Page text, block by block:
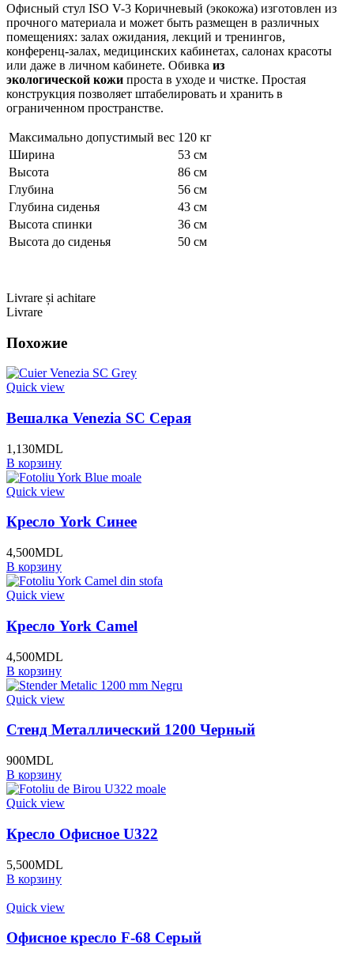
Офисный стул ISO V-3 Коричневый (экокожа) изготовлен из
прочного материала и может быть размещен в различных
помещениях: залах ожидания, лекций и тренингов,
конференц-залах, медицинских кабинетах, салонах красоты
или даже в личном кабинете. Обивка из
экологической кожи проста в уходе и чистке. Простая
конструкция позволяет штабелировать и хранить в
ограниченном пространстве.
Максимально допустимый вес 120 кг
Ширина
53 см
Высота
86 см
Глубина
56 см
Глубина сиденья
43 см
Высота спинки
36 см
Высота до сиденья
50 см
Livrare și achitare
Livrare
Похожие
Quick view
Вешалка Venezia SC Серая
1,130MDL
В корзину
Quick view
Кресло York Синее
4,500MDL
В корзину
Quick view
Кресло York Camel
4,500MDL
В корзину
Quick view
Стенд Металлический 1200 Черный
900MDL
В корзину
Quick view
Кресло Офисное U322
5,500MDL
В корзину
Quick view
Офисное кресло F-68 Серый